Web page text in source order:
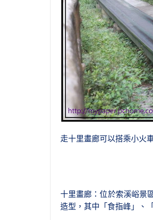
走十里畫廊可以搭乘小火
十里畫廊：位於索溪峪景
造型，其中「食指峰」、